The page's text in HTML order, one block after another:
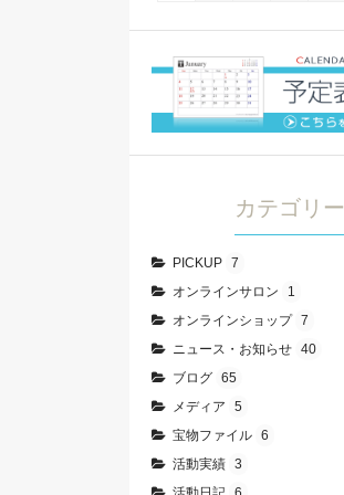
カテゴリー
PICKUP 7
オンラインサロン
1
オンラインショップ 7
ニュース・お知らせ 40
ブログ 65
メディア
5
宝物ファイル 6
活動実績 3